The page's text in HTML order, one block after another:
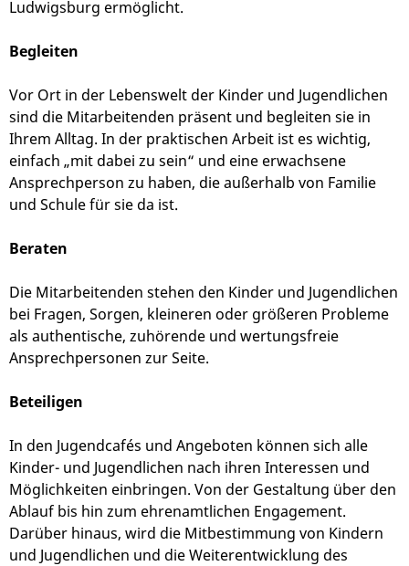
Ludwigsburg ermöglicht.
Begleiten
Vor Ort in der Lebenswelt der Kinder und Jugendlichen
sind die Mitarbeitenden präsent und begleiten sie in
Ihrem Alltag. In der praktischen Arbeit ist es wichtig,
einfach „mit dabei zu sein“ und eine erwachsene
Ansprechperson zu haben, die außerhalb von Familie
und Schule für sie da ist.
Beraten
Die Mitarbeitenden stehen den Kinder und Jugendlichen
bei Fragen, Sorgen, kleineren oder größeren Probleme
als authentische, zuhörende und wertungsfreie
Ansprechpersonen zur Seite.
Beteiligen
In den Jugendcafés und Angeboten können sich alle
Kinder- und Jugendlichen nach ihren Interessen und
Möglichkeiten einbringen. Von der Gestaltung über den
Ablauf bis hin zum ehrenamtlichen Engagement.
Darüber hinaus, wird die Mitbestimmung von Kindern
und Jugendlichen und die Weiterentwicklung des